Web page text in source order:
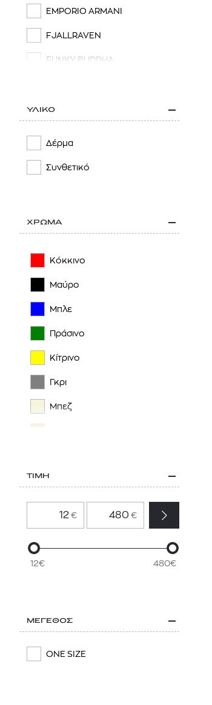
EMPORIO ARMANI
FJALLRAVEN
FUNKY BUDDHA
LONGCHAMP
REPLAY
SAMSONITE
TRAVEL BLUE
TUMI
ΥΛΙΚΟ
Δέρμα
Συνθετικό
ΧΡΩΜΑ
Κόκκινο
Μαύρο
Μπλε
Πράσινο
Κίτρινο
Γκρι
Μπεζ
Καφέ
Ασημί
ΤΙΜΗ
€ €
12€ 480€
ΜΕΓΕΘΟΣ
ONE SIZE